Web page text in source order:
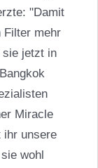
"Damit
Filter mehr
sie jetzt in
Miracle
ihr unsere
wohl